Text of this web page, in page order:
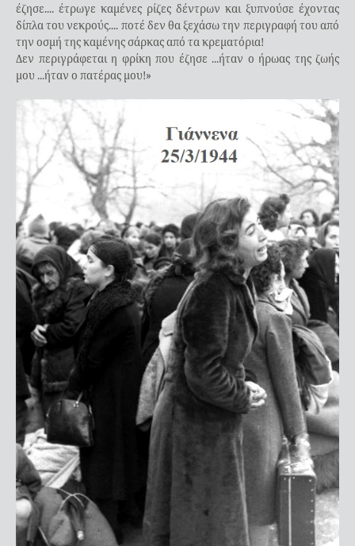
έζησε.... έτρωγε καμένες ρίζες δέντρων και ξυπνούσε έχοντας
δίπλα του νεκρούς.... ποτέ δεν θα ξεχάσω την περιγραφή του από
την οσμή της καμένης σάρκας από τα κρεματόρια!
Δεν περιγράφεται η φρίκη που έζησε ...ήταν ο ήρωας της ζωής
μου ...ήταν ο πατέρας μου!»